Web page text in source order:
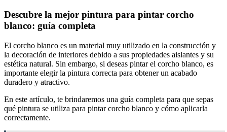
Descubre la mejor pintura para pintar corcho
blanco: guía completa
El corcho blanco es un material muy utilizado en la construcción y
la decoración de interiores debido a sus propiedades aislantes y su
estética natural. Sin embargo, si deseas pintar el corcho blanco, es
importante elegir la pintura correcta para obtener un acabado
duradero y atractivo.
En este artículo, te brindaremos una guía completa para que sepas
qué pintura se utiliza para pintar corcho blanco y cómo aplicarla
correctamente.